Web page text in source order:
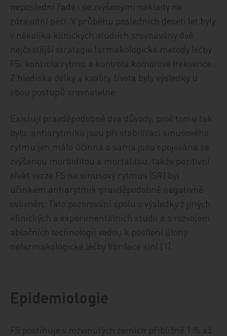
neposlední řadě i se zvýšenými náklady na
zdravotní péči. V průběhu posledních deseti let byly
v několika klinických studiích srovnávány dvě
nejčastější strategie farmakologické metody léčby
FS: kontrola rytmu a kontrola komorové frekvence.
Z hlediska délky a kvality života byly výsledky u
obou postupů srovnatelné.
Existují pravděpodobně dva důvody, proč tomu tak
bylo: antiarytmika jsou při stabilizaci sinusového
rytmu jen málo účinná a sama jsou spojována se
zvýšenou morbiditou a mortalitou, takže pozitivní
efekt verze FS na sinusový rytmus (SR) byl
účinkem antiarytmik pravděpodobně negativně
ovlivněn. Tato pozorování spolu s výsledky z jiných
klinických a experimentálních studií a s rozvojem
ablačních technologií vedou k posílení úlohy
nefarmakologické léčby fibrilace síní [1].
Epidemiologie
FS postihuje v rozvinutých zemích přibližně 1 % až